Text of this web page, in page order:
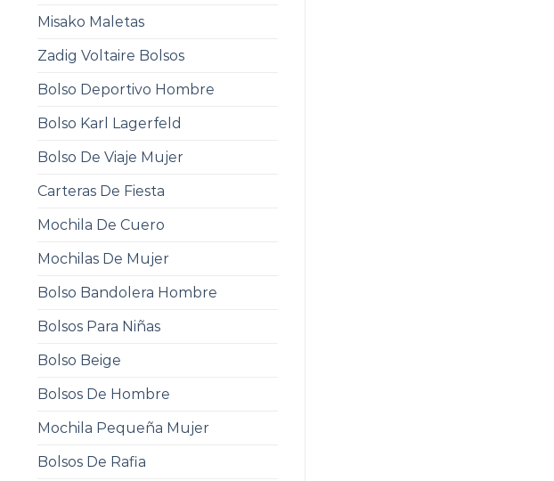
Misako Maletas
Zadig Voltaire Bolsos
Bolso Deportivo Hombre
Bolso Karl Lagerfeld
Bolso De Viaje Mujer
Carteras De Fiesta
Mochila De Cuero
Mochilas De Mujer
Bolso Bandolera Hombre
Bolsos Para Niñas
Bolso Beige
Bolsos De Hombre
Mochila Pequeña Mujer
Bolsos De Rafia